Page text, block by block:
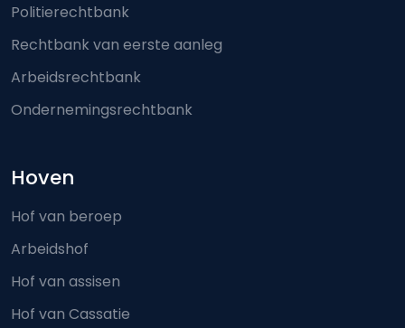
Politierechtbank
Rechtbank van eerste aanleg
Arbeidsrechtbank
Ondernemingsrechtbank
Hoven
Hof van beroep
Arbeidshof
Hof van assisen
Hof van Cassatie